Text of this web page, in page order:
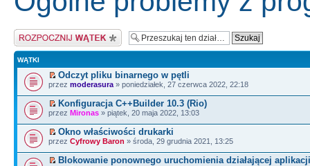
Napisz wątek
WĄTKI
Odczyt pliku binarnego w pętli
przez moderasura » poniedziałek, 27 czerwca 2022, 22:18
Konfiguracja C++Builder 10.3 (Rio)
przez Mironas » piątek, 20 maja 2022, 13:03
Okno właściwości drukarki
przez Cyfrowy Baron » środa, 29 grudnia 2021, 13:25
Blokowanie ponownego uruchomienia działającej